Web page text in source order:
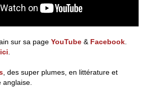
sur sa page YouTube & Facebook
ici
, des super plumes, en littérature et